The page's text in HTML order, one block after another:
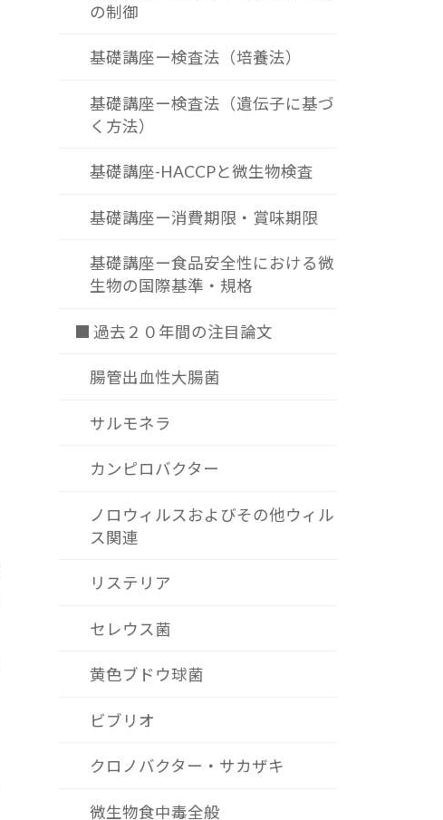
の制御
基礎講座ー検査法（培養法）
基礎講座ー検査法（遺伝子に基づ
く方法）
基礎講座-HACCPと微生物検査
基礎講座ー消費期限・賞味期限
基礎講座ー食品安全性における微
生物の国際基準・規格
■ 過去２０年間の注目論文
腸管出血性大腸菌
サルモネラ
カンピロバクター
ノロウィルスおよびその他ウィル
ス関連
リステリア
セレウス菌
黄色ブドウ球菌
ビブリオ
クロノバクター・サカザキ
微生物食中毒全般